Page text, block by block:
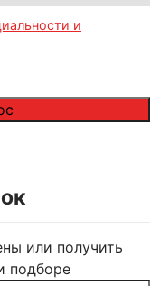
и
или получить
подборе